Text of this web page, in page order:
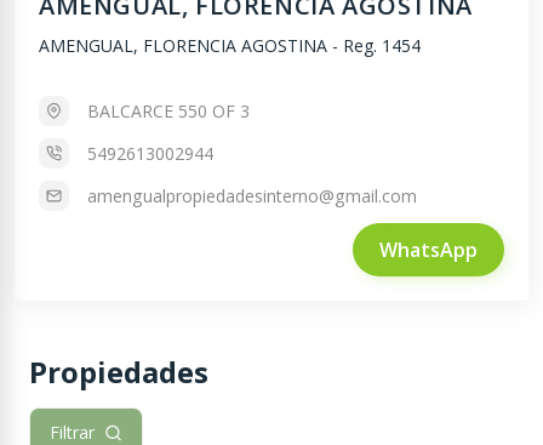
AMENGUAL, FLORENCIA AGOSTINA - Reg. 1454
BALCARCE 550 OF 3
5492613002944
amengualpropiedadesinterno@gmail.com
WhatsApp
Propiedades
Filtrar